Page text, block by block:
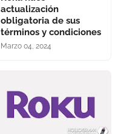
actualización
obligatoria de sus
términos y condiciones
Marzo 04, 2024